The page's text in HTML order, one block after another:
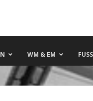
WM & EM